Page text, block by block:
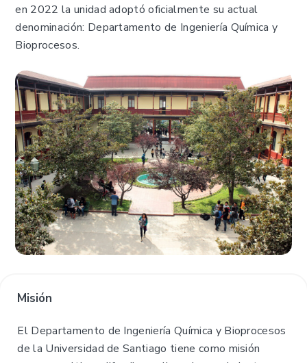
en 2022 la unidad adoptó oficialmente su actual
denominación: Departamento de Ingeniería Química y
Bioprocesos.
Misión
El Departamento de Ingeniería Química y Bioprocesos
de la Universidad de Santiago tiene como misión